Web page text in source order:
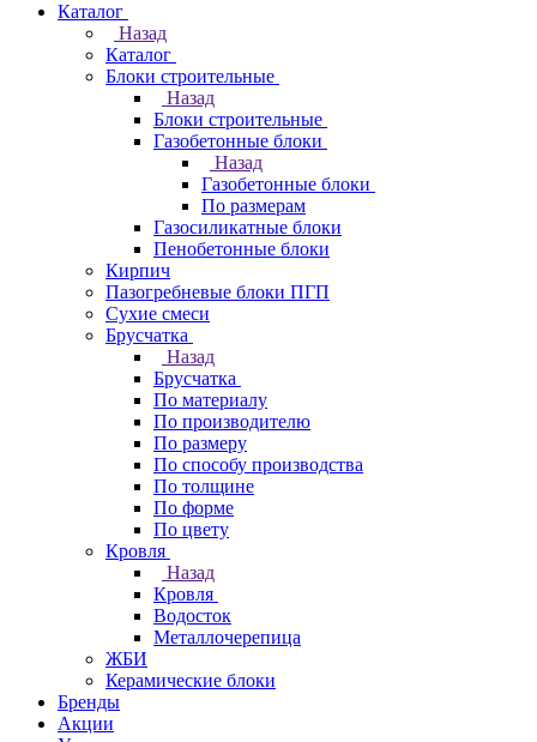
Каталог
Назад
Каталог
Блоки строительные
Назад
Блоки строительные
Газобетонные блоки
Назад
Газобетонные блоки
По размерам
Газосиликатные блоки
Пенобетонные блоки
Кирпич
Пазогребневые блоки ПГП
Сухие смеси
Брусчатка
Назад
Брусчатка
По материалу
По производителю
По размеру
По способу производства
По толщине
По форме
По цвету
Кровля
Назад
Кровля
Водосток
Металлочерепица
ЖБИ
Керамические блоки
Бренды
Акции